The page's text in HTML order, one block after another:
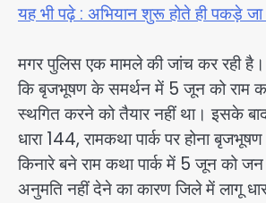
यह भी पढ़े : अभियान शुरू होते ही पकड़े जा
मगर पुलिस एक मामले की जांच कर रही
कि बृजभूषण के समर्थन में 5 जून को राम
स्थगित करने को तैयार नहीं था। इसके
धारा 144, रामकथा पार्क पर होना
किनारे बने राम कथा पार्क में 5 जून को
अनुमति नहीं देने का कारण जिले में लागू